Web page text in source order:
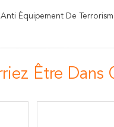
Anti Équipement De
Être Dans